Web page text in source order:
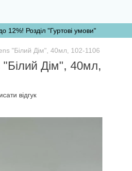
12%! Розділ "Гуртові умови"
"Білий Дім", 40мл, 102-1106
Дім", 40мл,
відгук